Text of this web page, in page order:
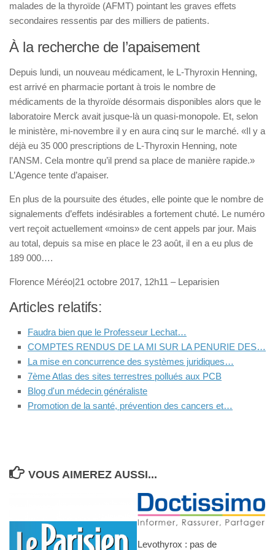
malades de la thyroïde (AFMT) pointant les graves effets
secondaires ressentis par des milliers de patients.
À la recherche de l’apaisement
Depuis lundi, un nouveau médicament, le L-Thyroxin Henning,
est arrivé en pharmacie portant à trois le nombre de
médicaments de la thyroïde désormais disponibles alors que le
laboratoire Merck avait jusque-là un quasi-monopole. Et, selon
le ministère, mi-novembre il y en aura cinq sur le marché. «Il y a
déjà eu 35 000 prescriptions de L-Thyroxin Henning, note
l’ANSM. Cela montre qu’il prend sa place de manière rapide.»
L’Agence tente d’apaiser.
En plus de la poursuite des études, elle pointe que le nombre de
signalements d’effets indésirables a fortement chuté. Le numéro
vert reçoit actuellement «moins» de cent appels par jour. Mais
au total, depuis sa mise en place le 23 août, il en a eu plus de
189 000….
Florence Méréo|21 octobre 2017, 12h11 – Leparisien
Articles relatifs:
Faudra bien que le Professeur Lechat…
COMPTES RENDUS DE LA MI SUR LA PENURIE DES…
La mise en concurrence des systèmes juridiques…
7ème Atlas des sites terrestres pollués aux PCB
Blog d'un médecin généraliste
Promotion de la santé, prévention des cancers et…
VOUS AIMEREZ AUSSI...
Levothyrox : pas de